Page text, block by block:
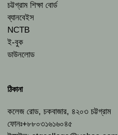
চট্টগ্রাম শিক্ষা বোর্ড
ব্যানবেইস
NCTB
ই-বুক
ডাউনলোড
ঠিকানা
কলেজ রোড, চকবাজার, ৪২০৩ চট্টগ্রাম
ফোনঃ+৮৮০৩১৬১৬০৪৫